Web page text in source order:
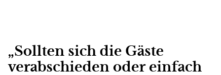
„Sollten sich die Gäste
verabschieden oder einfach